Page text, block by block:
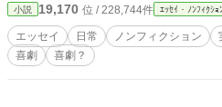
小説 19,170 位 / 228,744件 ｴｯｾｲ・ﾉﾝﾌｨｸｼｮ
エッセイ 日常 ノンフィクション
喜劇
喜劇？